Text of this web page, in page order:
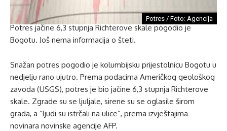
Potres / Foto: Agencija
Potres jačine 6,3 stupnja Richterove skale pogodio je
Bogotu. Još nema informacija o šteti.
Snažan potres pogodio je kolumbijsku prijestolnicu Bogotu u
nedjelju rano ujutro. Prema podacima Američkog geološkog
zavoda (USGS), potres je bio jačine 6,3 stupnja Richterove
skale. Zgrade su se ljuljale, sirene su se oglasile širom
grada, a “ljudi su istrčali na ulice”, prema izvještajima
novinara novinske agencije AFP.